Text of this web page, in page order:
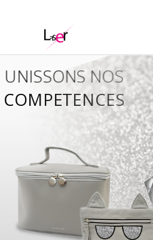
COMPETENCES
UNISSONS NOS